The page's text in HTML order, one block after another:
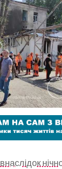
внаслідок